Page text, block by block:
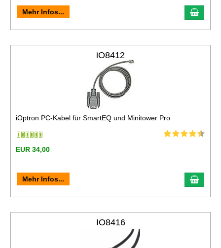
Mehr Infos...
iO8412
iOptron PC-Kabel für SmartEQ und Minitower Pro
EUR 34,00
Mehr Infos...
IO8416